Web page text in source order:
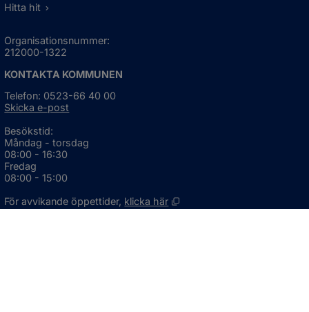
Hitta hit
Organisationsnummer:
212000-1322
KONTAKTA KOMMUNEN
Telefon: 0523-66 40 00
Skicka e-post
Besökstid:
Måndag - torsdag
08:00 - 16:30
Fredag
08:00 - 15:00
För avvikande öppettider, klicka här
Öppnas i nytt fönster.